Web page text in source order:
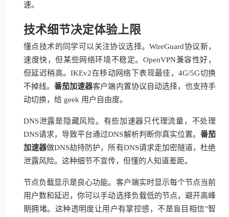
速。
技术细节决定体验上限
懂点技术的同学可以关注协议选择。WireGuard协议新，
速度快，但某些网络环境不稳定。OpenVPN兼容性好，
但延迟稍高。IKEv2在移动网络下表现最佳，4G/5G切换
不掉线。番茄加速器客户端内置协议自动选择，也支持手
动切换，给 geek 用户自由度。
DNS泄露是隐藏风险。有些加速器只代理流量，不处理
DNS请求，导致平台通过DNS解析判断你真实位置。 番茄
加速器做DNS劫持防护，所有DNS请求走加密隧道，杜绝
泄露风险。这种细节不宣传，但懂的人知道差距。
节点负载显示是良心功能。客户端实时显示每个节点当前
用户数和延迟，你可以手动选择负载低的节点，避开高峰
期拥堵。这种透明度让用户有掌控感，不是盲目相信"智